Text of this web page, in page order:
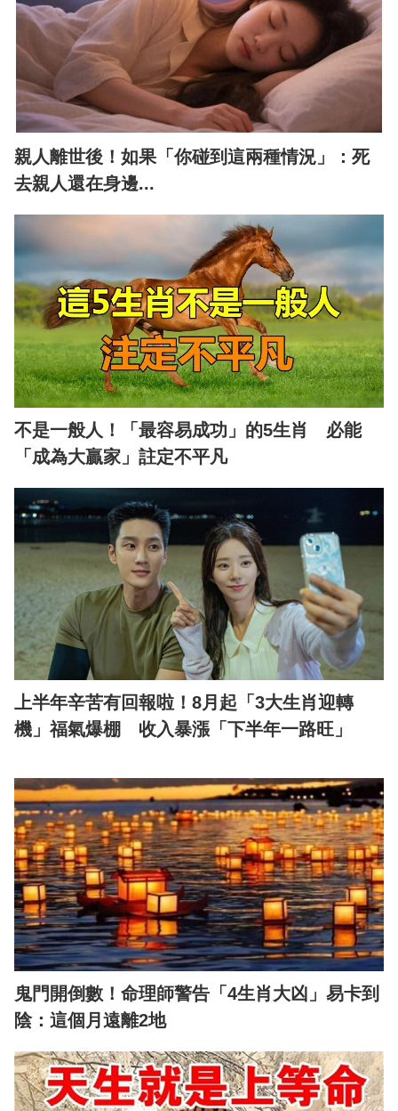
親人離世後！如果「你碰到這兩種情況」：死
去親人還在身邊...
不是一般人！「最容易成功」的5生肖 必能
「成為大贏家」註定不平凡
上半年辛苦有回報啦！8月起「3大生肖迎轉
機」福氣爆棚 收入暴漲「下半年一路旺」
鬼門開倒數！命理師警告「4生肖大凶」易卡到
陰：這個月遠離2地